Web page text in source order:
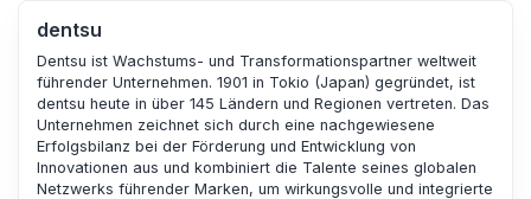
dentsu
Dentsu ist Wachstums- und Transformationspartner weltweit
führender Unternehmen. 1901 in Tokio (Japan) gegründet, ist
dentsu heute in über 145 Ländern und Regionen vertreten. Das
Unternehmen zeichnet sich durch eine nachgewiesene
Erfolgsbilanz bei der Förderung und Entwicklung von
Innovationen aus und kombiniert die Talente seines globalen
Netzwerks führender Marken, um wirkungsvolle und integrierte